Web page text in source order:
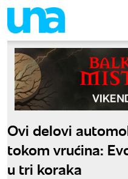
Ovi delovi
tokom vrućina:
u tri koraka